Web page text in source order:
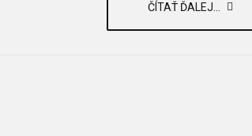
ČÍTAŤ ĎALEJ...